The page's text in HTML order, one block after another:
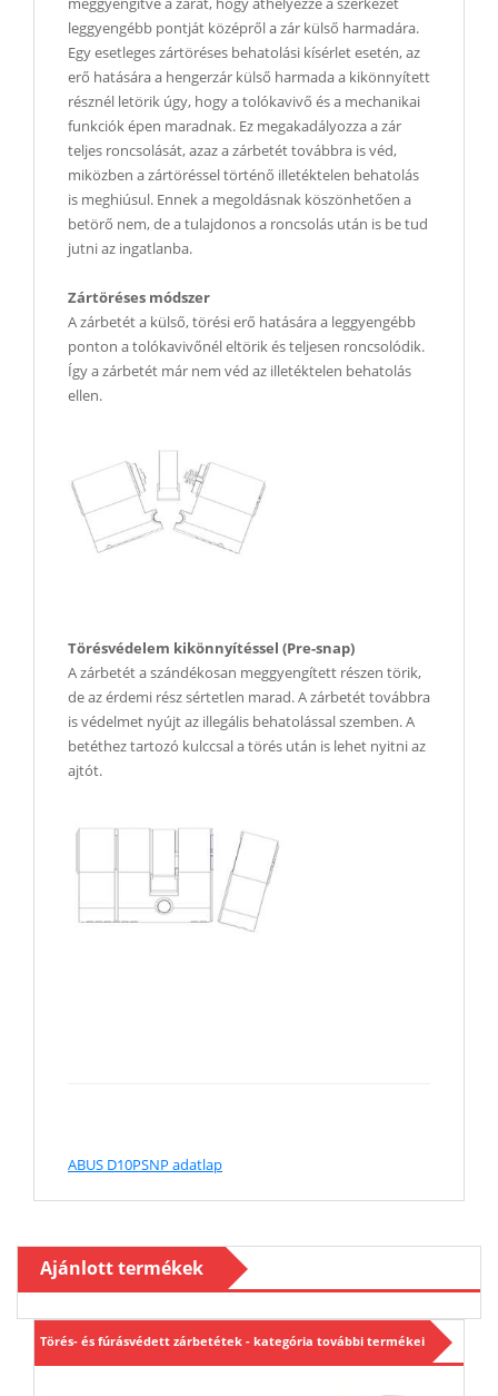
leggyengébb pontját középről a zár külső harmadára.
Egy esetleges zártöréses behatolási kísérlet esetén, az
erő hatására a hengerzár külső harmada a kikönnyített
résznél letörik úgy, hogy a tolókavivő és a mechanikai
funkciók épen maradnak. Ez megakadályozza a zár
teljes roncsolását, azaz a zárbetét továbbra is véd,
miközben a zártöréssel történő illetéktelen behatolás
is meghiúsul. Ennek a megoldásnak köszönhetően a
betörő nem, de a tulajdonos a roncsolás után is be tud
jutni az ingatlanba.
Zártöréses módszer
A zárbetét a külső, törési erő hatására a leggyengébb
ponton a tolókavivőnél eltörik és teljesen roncsolódik.
Így a zárbetét már nem véd az illetéktelen behatolás
ellen.
Törésvédelem kikönnyítéssel (Pre-snap)
A zárbetét a szándékosan meggyengített részen törik,
de az érdemi rész sértetlen marad. A zárbetét továbbra
is védelmet nyújt az illegális behatolással szemben. A
betéthez tartozó kulccsal a törés után is lehet nyitni az
ajtót.
ABUS D10PSNP adatlap
Ajánlott termékek
Törés- és fúrásvédett zárbetétek - kategória további termékei